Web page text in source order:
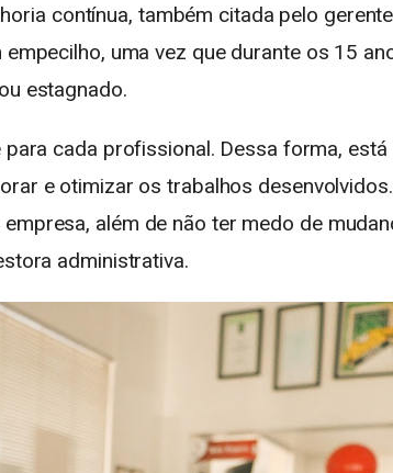
contínua, também citada pelo gerente
uma vez que durante os 15
estagnado.
cada profissional. Dessa forma, está
e otimizar os trabalhos desenvolvidos.
além de não ter medo de
administrativa.